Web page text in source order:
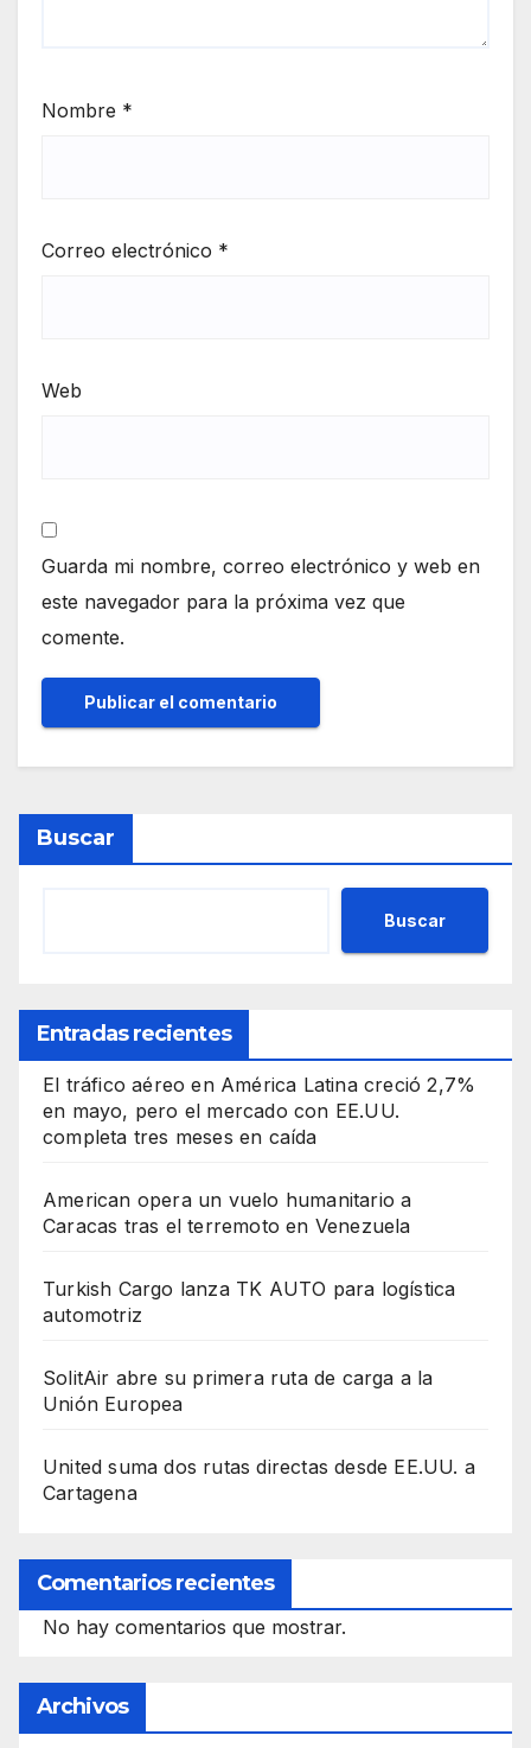
Nombre *
Correo electrónico *
Web
Guarda mi nombre, correo electrónico y web en
este navegador para la próxima vez que
comente.
Buscar
Buscar
Entradas recientes
El tráfico aéreo en América Latina creció 2,7%
en mayo, pero el mercado con EE.UU.
completa tres meses en caída
American opera un vuelo humanitario a
Caracas tras el terremoto en Venezuela
Turkish Cargo lanza TK AUTO para logística
automotriz
SolitAir abre su primera ruta de carga a la
Unión Europea
United suma dos rutas directas desde EE.UU. a
Cartagena
Comentarios recientes
No hay comentarios que mostrar.
Archivos